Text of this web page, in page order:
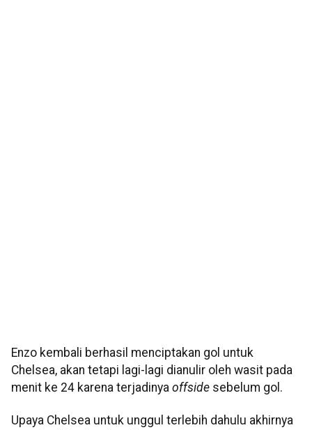
Enzo kembali berhasil menciptakan gol untuk
Chelsea, akan tetapi lagi-lagi dianulir oleh wasit pada
menit ke 24 karena terjadinya offside sebelum gol.
Upaya Chelsea untuk unggul terlebih dahulu akhirnya